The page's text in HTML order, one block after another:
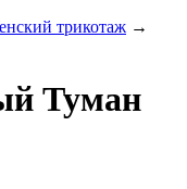
трикотаж →
Туман